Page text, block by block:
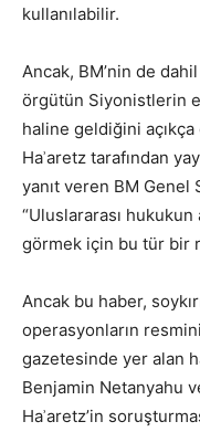
kullanılabilir.
Ancak, BM’nin de
örgütün Siyonistlerin
haline geldiğini açıkça
Haʾaretz tarafından
yanıt veren BM
“Uluslararası
görmek için bu tür bir
Ancak bu haber,
operasyonların
gazetesinde yer alan
Benjamin Netanyahu
Haʾaretz’in